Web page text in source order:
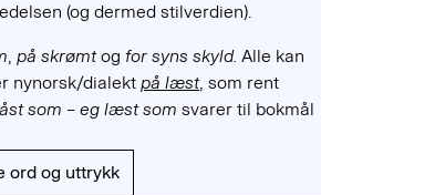
(og dermed stilverdien).
, på skrømtog for syns skyld. Alle kan
nynorsk/dialekt på læst, som rent
som – eg læst som svarer til bokmål
ord og uttrykk